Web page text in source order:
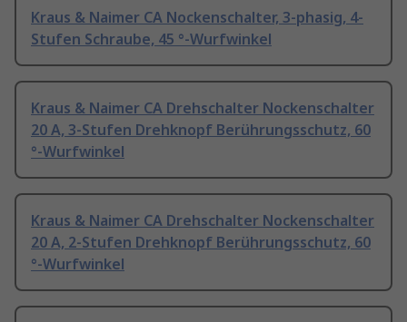
Kraus & Naimer CA Nockenschalter, 3-phasig, 4-
Stufen Schraube, 45 °-Wurfwinkel
Kraus & Naimer CA Drehschalter Nockenschalter
20 A, 3-Stufen Drehknopf Berührungsschutz, 60
°-Wurfwinkel
Kraus & Naimer CA Drehschalter Nockenschalter
20 A, 2-Stufen Drehknopf Berührungsschutz, 60
°-Wurfwinkel